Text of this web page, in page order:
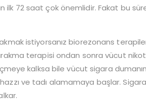
ilk 72 saat çok önemlidir. Fakat bu
istiyorsanız biorezonans
terapisi ondan sonra vücut
içmeye kalksa bile vücut sigara
ve tadı alamamaya başlar.